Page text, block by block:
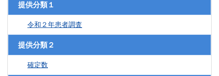
提供分類１
令和２年患者調査
提供分類２
確定数